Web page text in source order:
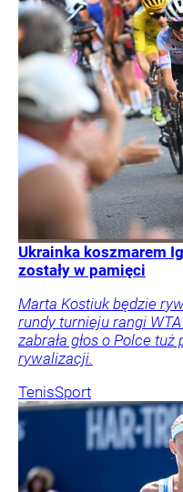
Ukrainka koszmarem
zostały w pamięci
Marta Kostiuk będzie
rundy turnieju rangi
zabrała głos o Polce
rywalizacji.
TenisSport